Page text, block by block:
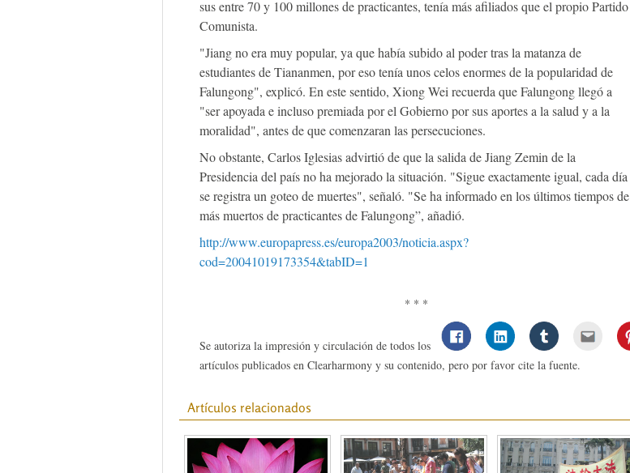
sus entre 70 y 100 millones de practicantes, tenía más afiliados que el propio Partido
Comunista.
"Jiang no era muy popular, ya que había subido al poder tras la matanza de
estudiantes de Tiananmen, por eso tenía unos celos enormes de la popularidad de
Falungong", explicó. En este sentido, Xiong Wei recuerda que Falungong llegó a
"ser apoyada e incluso premiada por el Gobierno por sus aportes a la salud y a la
moralidad", antes de que comenzaran las persecuciones.
No obstante, Carlos Iglesias advirtió de que la salida de Jiang Zemin de la
Presidencia del país no ha mejorado la situación. "Sigue exactamente igual, cada día
se registra un goteo de muertes", señaló. "Se ha informado en los últimos tiempos de
más muertos de practicantes de Falungong”, añadió.
http://www.europapress.es/europa2003/noticia.aspx?
cod=20041019173354&tabID=1
* * *
Se autoriza la impresión y circulación de todos los
artículos publicados en Clearharmony y su contenido, pero por favor cite la fuente.
Artículos relacionados